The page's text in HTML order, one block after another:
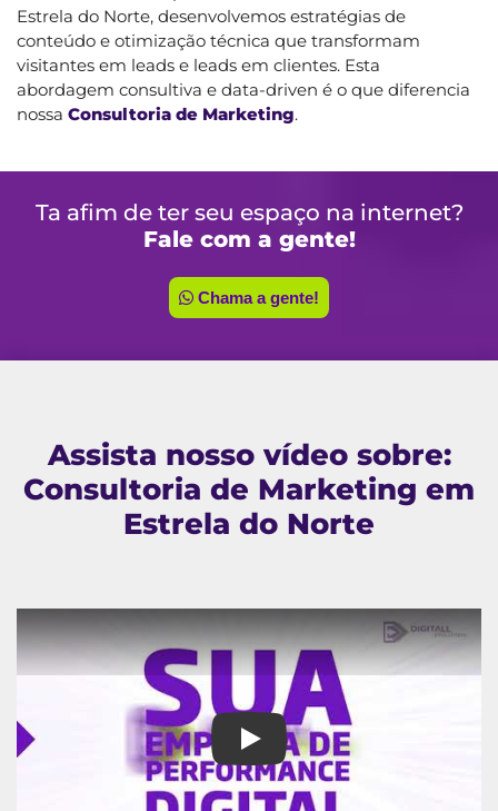
Estrela do Norte, desenvolvemos estratégias de
conteúdo e otimização técnica que transformam
visitantes em leads e leads em clientes. Esta
abordagem consultiva e data-driven é o que diferencia
nossa Consultoria de Marketing.
Ta afim de ter seu espaço na internet?
Fale com a gente!
Chama a gente!
Assista nosso vídeo sobre:
Consultoria de Marketing em
Estrela do Norte
Consultoria de Marketing em